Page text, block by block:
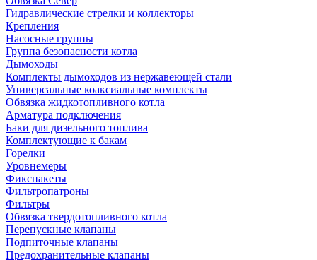
Гидравлические стрелки и коллекторы
Крепления
Насосные группы
Группа безопасности котла
Дымоходы
Комплекты дымоходов из нержавеющей стали
Универсальные коаксиальные комплекты
Обвязка жидкотопливного котла
Арматура подключения
Баки для дизельного топлива
Комплектующие к бакам
Горелки
Уровнемеры
Фикспакеты
Фильтропатроны
Фильтры
Обвязка твердотопливного котла
Перепускные клапаны
Подпиточные клапаны
Предохранительные клапаны